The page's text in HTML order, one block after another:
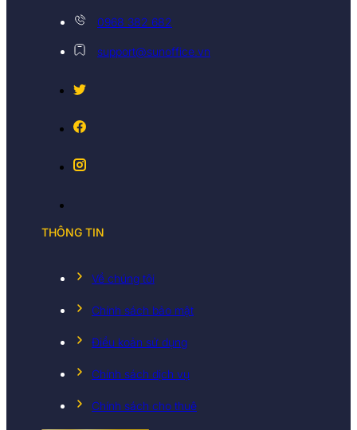
0968 382 682
support@sunoffice.vn
THÔNG TIN
Về chúng tôi
Chính sách bảo mật
Điều koản sử dụng
Chính sách dịch vụ
Chính sách cho thuê